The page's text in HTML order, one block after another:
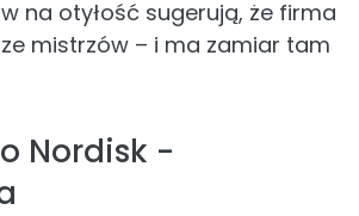
na otyłość sugerują, że firma
mistrzów – i ma zamiar tam
Nordisk -